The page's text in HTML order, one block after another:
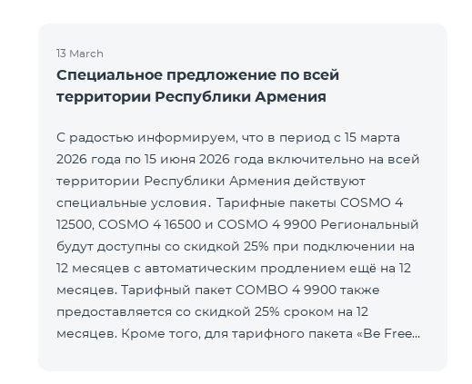
13 March
Специальное предложение по всей
территории Республики Армения
С радостью информируем, что в период с 15 марта
2026 года по 15 июня 2026 года включительно на всей
территории Республики Армения действуют
специальные условия․ Тарифные пакеты COSMO 4
12500, COSMO 4 16500 и COSMO 4 9900 Региональный
будут доступны со скидкой 25% при подключении на
12 месяцев с автоматическим продлением ещё на 12
месяцев. Тарифный пакет COMBO 4 9900 также
предоставляется со скидкой 25% сроком на 12
месяцев. Кроме того, для тарифного пакета «Be Free